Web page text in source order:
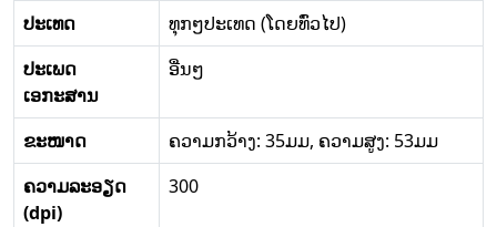
ປະເທດ
ທຸກໆປະເທດ (ໂດຍທົ່ວໄປ)
ປະເພດ
ເອກະສານ
ອື່ນໆ
ຂະໜາດ
ຄວາມກວ້າງ: 35ມມ, ຄວາມສູງ: 53ມມ
ຄວາມລະອຽດ
(dpi)
300